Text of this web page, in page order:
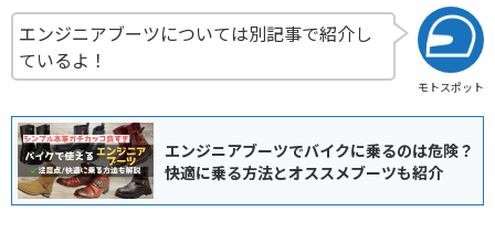
モトスポット
エンジニアブーツについては別記事で紹介し
ているよ！
エンジニアブーツでバイクに乗るのは危険？
快適に乗る方法とオススメブーツも紹介